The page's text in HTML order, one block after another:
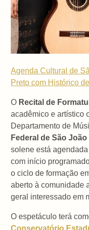
Agenda Cultural de
Preto com Histórico
O Recital de
acadêmico e artístico
Departamento de
Federal de São
solene está
com início
o ciclo de formação
aberto à comunidade
geral interessado em
O espetáculo terá